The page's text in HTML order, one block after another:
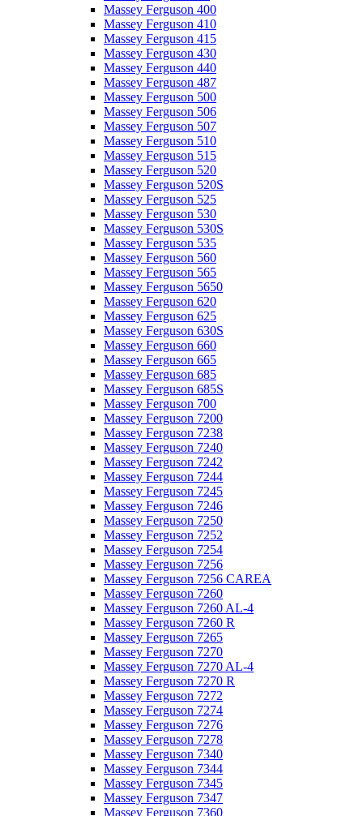
Massey Ferguson 400
Massey Ferguson 410
Massey Ferguson 415
Massey Ferguson 430
Massey Ferguson 440
Massey Ferguson 487
Massey Ferguson 500
Massey Ferguson 506
Massey Ferguson 507
Massey Ferguson 510
Massey Ferguson 515
Massey Ferguson 520
Massey Ferguson 520S
Massey Ferguson 525
Massey Ferguson 530
Massey Ferguson 530S
Massey Ferguson 535
Massey Ferguson 560
Massey Ferguson 565
Massey Ferguson 5650
Massey Ferguson 620
Massey Ferguson 625
Massey Ferguson 630S
Massey Ferguson 660
Massey Ferguson 665
Massey Ferguson 685
Massey Ferguson 685S
Massey Ferguson 700
Massey Ferguson 7200
Massey Ferguson 7238
Massey Ferguson 7240
Massey Ferguson 7242
Massey Ferguson 7244
Massey Ferguson 7245
Massey Ferguson 7246
Massey Ferguson 7250
Massey Ferguson 7252
Massey Ferguson 7254
Massey Ferguson 7256
Massey Ferguson 7256 CAREA
Massey Ferguson 7260
Massey Ferguson 7260 AL-4
Massey Ferguson 7260 R
Massey Ferguson 7265
Massey Ferguson 7270
Massey Ferguson 7270 AL-4
Massey Ferguson 7270 R
Massey Ferguson 7272
Massey Ferguson 7274
Massey Ferguson 7276
Massey Ferguson 7278
Massey Ferguson 7340
Massey Ferguson 7344
Massey Ferguson 7345
Massey Ferguson 7347
Massey Ferguson 7360